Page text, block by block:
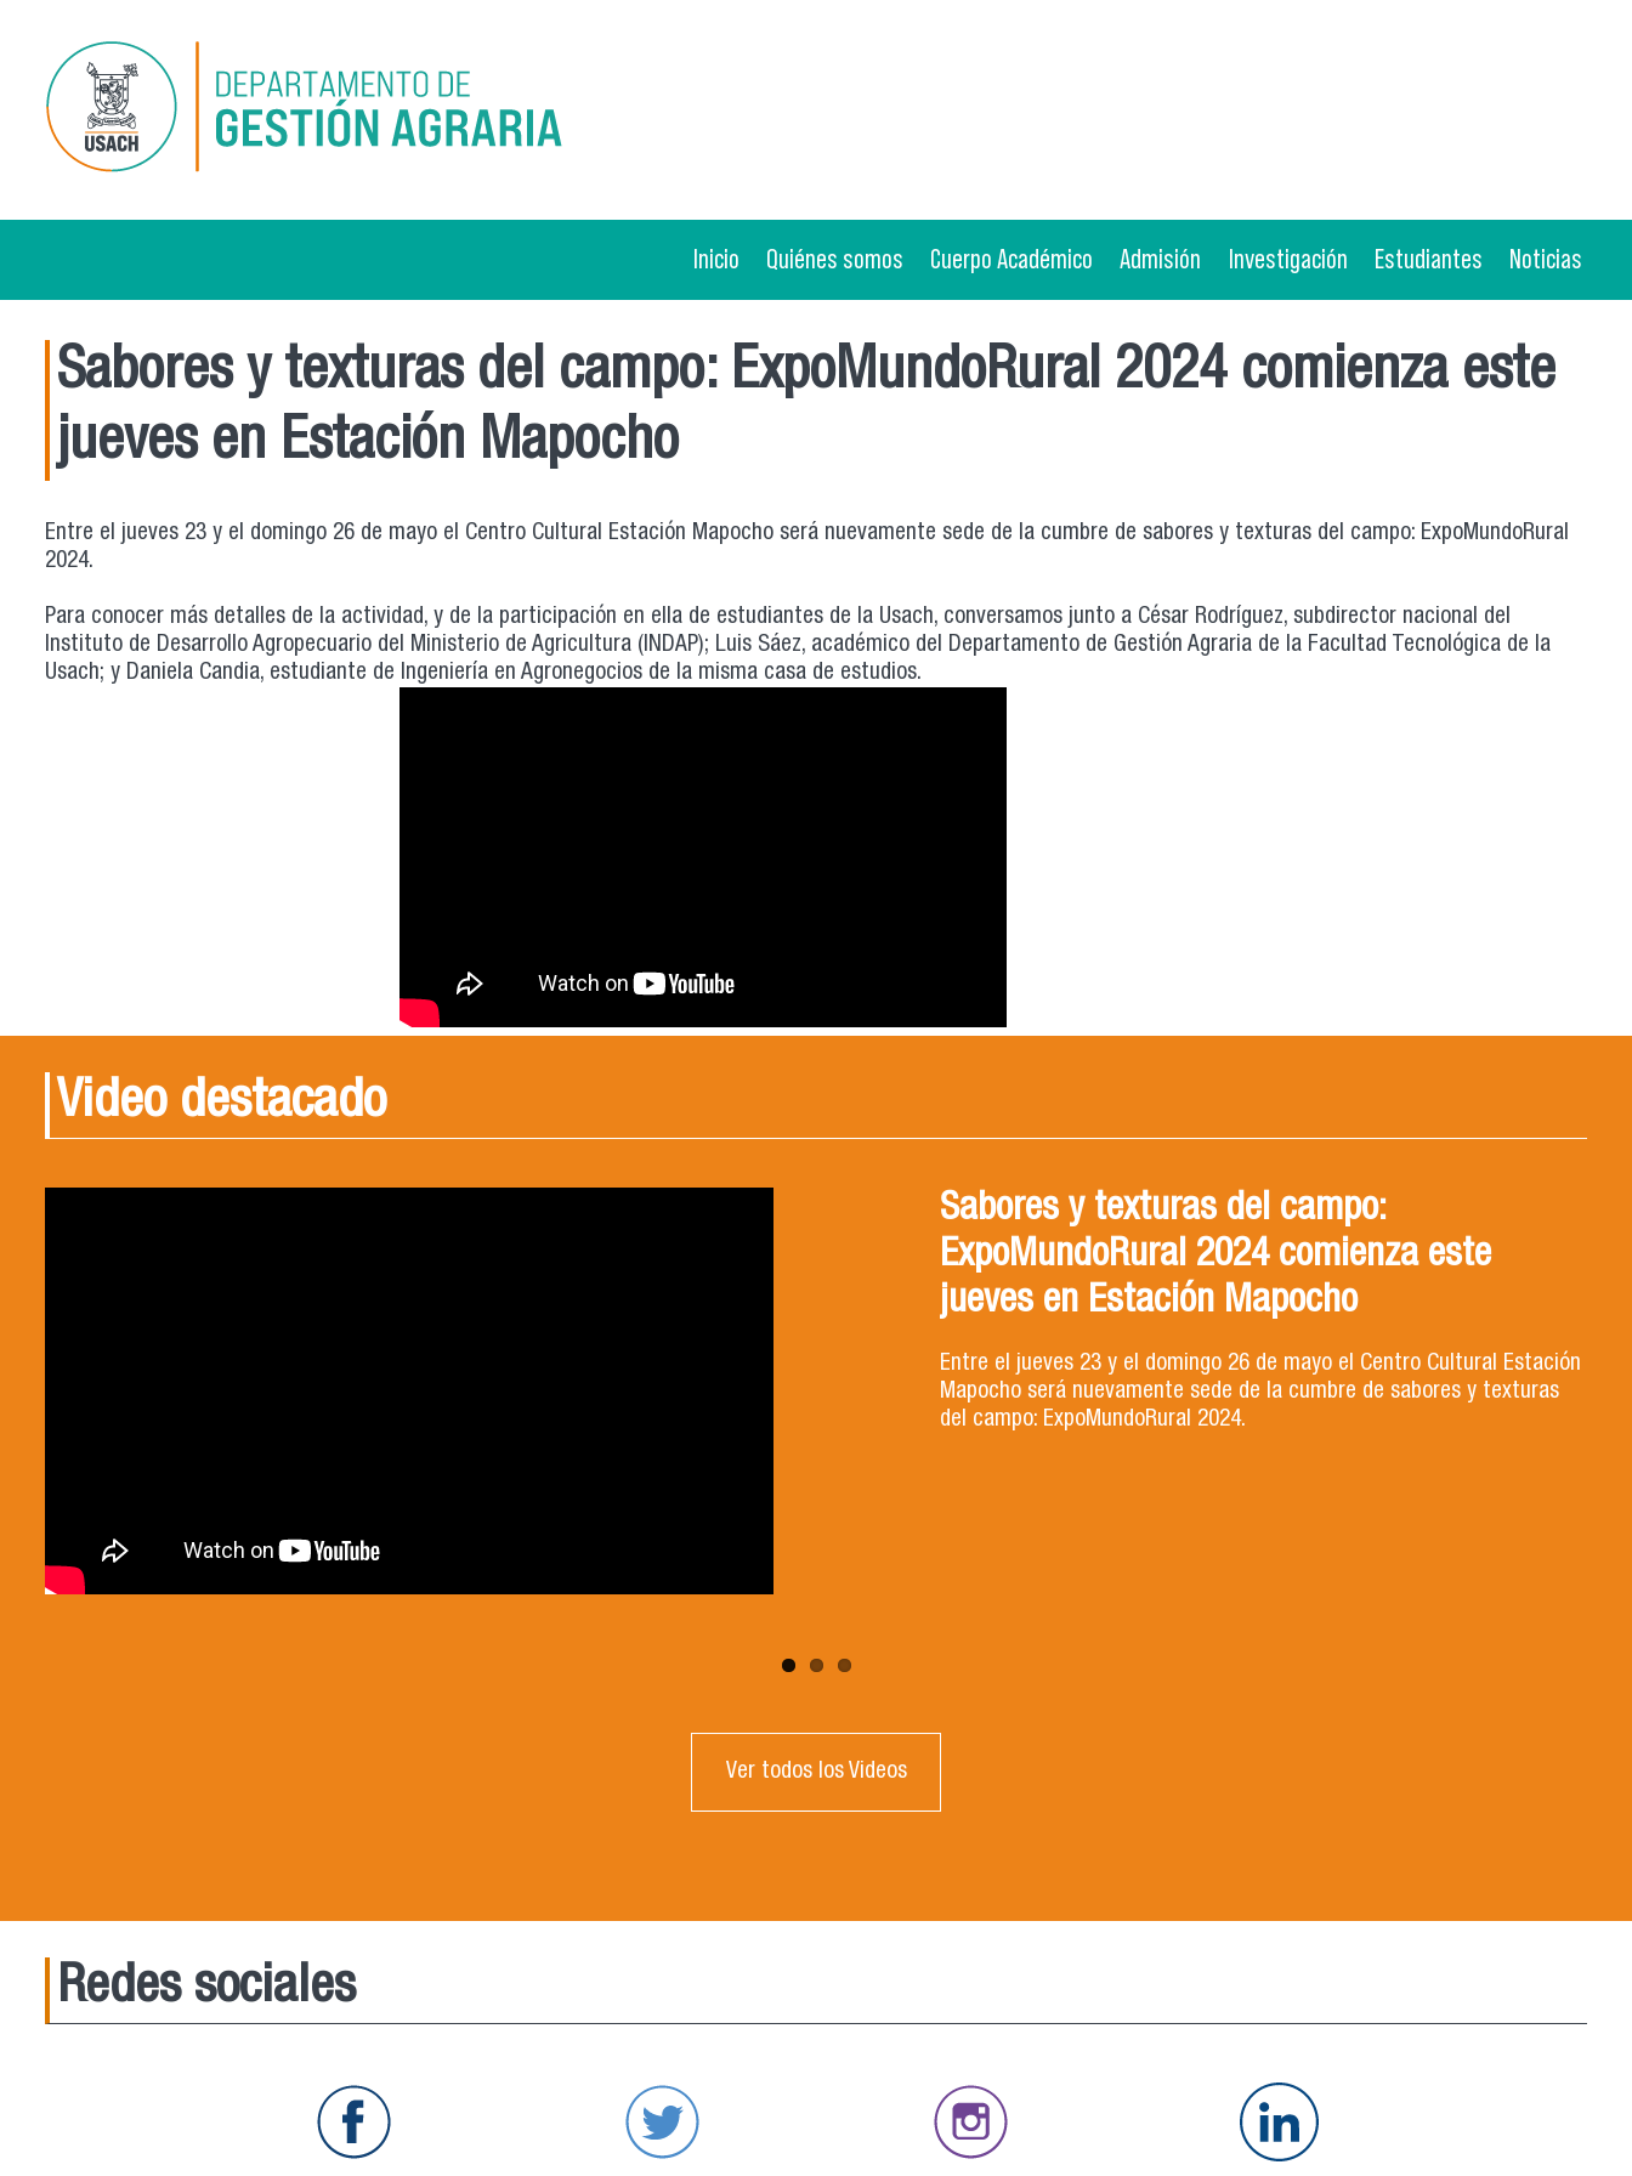
Inicio Quiénes somos Cuerpo Académico Admisión Investigación Estudiantes Noticias
Sabores y texturas del campo: ExpoMundoRural 2024 comienza este
jueves en Estación Mapocho
Entre el jueves 23 y el domingo 26 de mayo el Centro Cultural Estación Mapocho será nuevamente sede de la cumbre de sabores y texturas del campo: ExpoMundoRural
2024.
Para conocer más detalles de la actividad, y de la participación en ella de estudiantes de la Usach, conversamos junto a César Rodríguez, subdirector nacional del
Instituto de Desarrollo Agropecuario del Ministerio de Agricultura (INDAP); Luis Sáez, académico del Departamento de Gestión Agraria de la Facultad Tecnológica de la
Usach; y Daniela Candia, estudiante de Ingeniería en Agronegocios de la misma casa de estudios.
Video destacado
Sabores y texturas del campo:
ExpoMundoRural 2024 comienza este
jueves en Estación Mapocho
Entre el jueves 23 y el domingo 26 de mayo el Centro Cultural Estación
Mapocho será nuevamente sede de la cumbre de sabores y texturas
del campo: ExpoMundoRural 2024.
Ver todos los Videos
Redes sociales